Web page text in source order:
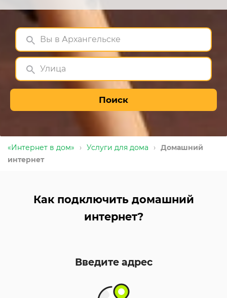
Вы в Архангельске
Улица
Поиск
«Интернет в дом» › Услуги для дома ›
Домашний
интернет
Как подключить домашний
интернет?
Введите адрес